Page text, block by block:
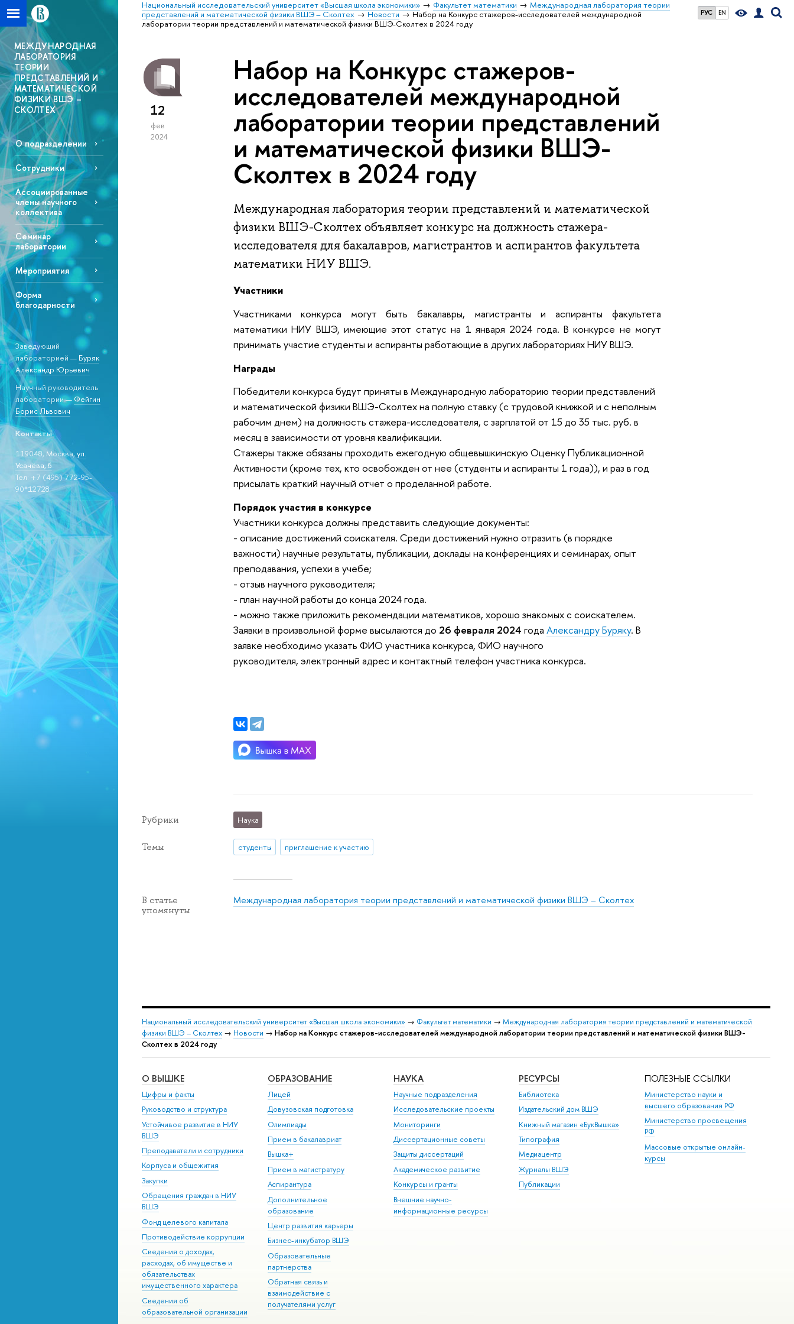
РУС EN
Национальный исследовательский университет «Высшая школа экономики» Факультет математики
Международная лаборатория теории
представлений и математической физики ВШЭ – Сколтех
Новости
Набор на Конкурс стажеров-исследователей международной
лаборатории теории представлений и математической физики ВШЭ-Сколтех в 2024 году
МЕЖДУНАРОДНАЯ
ЛАБОРАТОРИЯ
ТЕОРИИ
ПРЕДСТАВЛЕНИЙ И
МАТЕМАТИЧЕСКОЙ
ФИЗИКИ ВШЭ –
СКОЛТЕХ
О подразделении
Сотрудники
Ассоциированные
члены научного
коллектива
Семинар
лаборатории
Мероприятия
Форма
благодарности
Заведующий
лабораторией — Буряк
Александр Юрьевич
Научный руководитель
лаборатории — Фейгин
Борис Львович
Контакты
119048, Москва,ул.
Усачёва, 6
Тел: +7 (495) 772-95-
90*12728
12
фев
2024
Набор на Конкурс стажеров-
исследователей международной
лаборатории теории представлений
и математической физики ВШЭ-
Сколтех в 2024 году
Международная лаборатория теории представлений и математической
физики ВШЭ-Сколтех объявляет конкурс на должность стажера-
исследователя для бакалавров, магистрантов и аспирантов факультета
математики НИУ ВШЭ.
Участники
Участниками конкурса могут быть бакалавры, магистранты и аспиранты факультета
математики НИУ ВШЭ, имеющие этот статус на 1 января 2024 года. В конкурсе не могут
принимать участие студенты и аспиранты работающие в других лабораториях НИУ ВШЭ.
Награды
Победители конкурса будут приняты в Международную лабораторию теории представлений
и математической физики ВШЭ-Сколтех на полную ставку (с трудовой книжкой и с неполным
рабочим днем) на должность стажера-исследователя, c зарплатой от 15 до 35 тыс. руб. в
месяц в зависимости от уровня квалификации.
Стажеры также обязаны проходить ежегодную общевышкинскую Оценку Публикационной
Активности (кроме тех, кто освобожден от нее (студенты и аспиранты 1 года)), и раз в год
присылать краткий научный отчет о проделанной работе.
Порядок участия в конкурсе
Участники конкурса должны представить следующие документы:
- описание достижений соискателя. Среди достижений нужно отразить (в порядке
важности) научные результаты, публикации, доклады на конференциях и семинарах, опыт
преподавания, успехи в учебе;
- отзыв научного руководителя;
- план научной работы до конца 2024 года.
- можно также приложить рекомендации математиков, хорошо знакомых с соискателем.
Заявки в произвольной форме высылаются до 26 февраля 2024 годаАлександру Буряку. В
заявке необходимо указать ФИО участника конкурса, ФИО научного
руководителя, электронный адрес и контактный телефон участника конкурса.
Рубрики Наука
Темы студенты приглашение к участию
В статье
упомянуты
Международная лаборатория теории представлений и математической физики ВШЭ – Сколтех
Национальный исследовательский университет «Высшая школа экономики» → Факультет математики → Международная лаборатория теории представлений и математической
физики ВШЭ – Сколтех → Новости → Набор на Конкурс стажеров-исследователей международной лаборатории теории представлений и математической физики ВШЭ-
Сколтех в 2024 году
О ВЫШКЕ
Цифры и факты
Руководство и структура
Устойчивое развитие в НИУ
ВШЭ
Преподаватели и сотрудники
Корпуса и общежития
Закупки
Обращения граждан в НИУ
ВШЭ
Фонд целевого капитала
Противодействие коррупции
Сведения о доходах,
расходах, об имуществе и
обязательствах
имущественного характера
Сведения об
образовательной организации
ОБРАЗОВАНИЕ
Лицей
Довузовская подготовка
Олимпиады
Прием в бакалавриат
Вышка+
Прием в магистратуру
Аспирантура
Дополнительное
образование
Центр развития карьеры
Бизнес-инкубатор ВШЭ
Образовательные
партнерства
Обратная связь и
взаимодействие с
получателями услуг
НАУКА
Научные подразделения
Исследовательские проекты
Мониторинги
Диссертационные советы
Защиты диссертаций
Академическое развитие
Конкурсы и гранты
Внешние научно-
информационные ресурсы
РЕСУРСЫ
Библиотека
Издательский дом ВШЭ
Книжный магазин «БукВышка»
Типография
Медиацентр
Журналы ВШЭ
Публикации
ПОЛЕЗНЫЕ ССЫЛКИ
Министерство науки и
высшего образования РФ
Министерство просвещения
РФ
Массовые открытые онлайн-
курсы